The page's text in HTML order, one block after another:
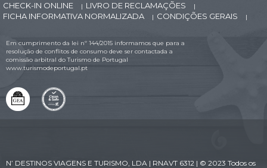
CHECK-IN ONLINE | LIVRO DE RECLAMAÇÕES |
FICHA INFORMATIVA NORMALIZADA | CONDIÇÕES GERAIS |
Em cumprimento da lei nº 144/2015 informamos que para a
resolução de conflitos de consumo deve ser contactada a
comissão arbitral do Turismo de Portugal
www.turismodeportugal.pt
N’ DESTINOS VIAGENS E TURISMO, LDA | RNAVT 6312 | © 2023 Todos os